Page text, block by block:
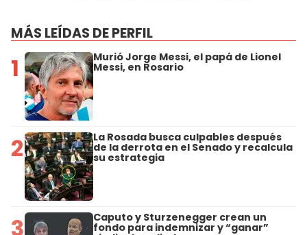
MÁS LEÍDAS DE PERFIL
1 Murió Jorge Messi, el papá de Lionel
Messi, en Rosario
2 La Rosada busca culpables después
de la derrota en el Senado y recalcula
su estrategia
3 Caputo y Sturzenegger crean un
fondo para indemnizar y “ganar”